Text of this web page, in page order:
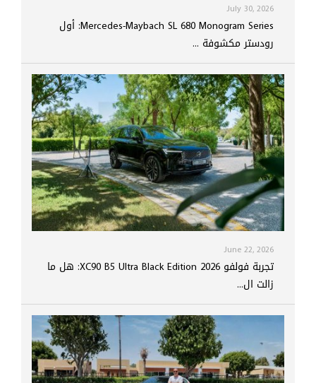
July 30, 2026
Mercedes-Maybach SL 680 Monogram Series: أول
رودستر مكشوفة ...
June 22, 2026
تجربة فولفو XC90 B5 Ultra Black Edition 2026: هل ما
زالت ال...